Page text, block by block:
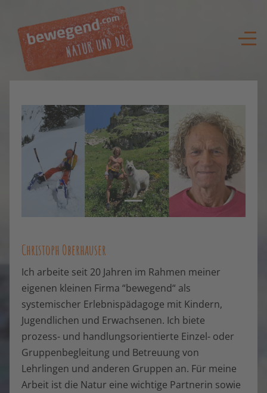
Christoph Oberhauser
Ich arbeite seit 20 Jahren im Rahmen meiner
eigenen kleinen Firma “bewegend“ als
systemischer Erlebnispädagoge mit Kindern,
Jugendlichen und Erwachsenen. Ich biete
prozess- und handlungsorientierte Einzel- oder
Gruppenbegleitung und Betreuung von
Lehrlingen und anderen Gruppen an. Für meine
Arbeit ist die Natur eine wichtige Partnerin sowie